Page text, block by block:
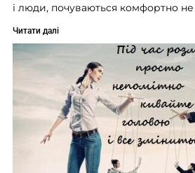
і люди, почуваються комфортно
Читати далі